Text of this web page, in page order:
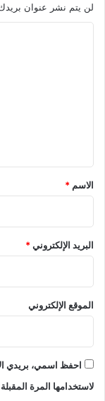
لن يتم نشر عنوان بريدك
*
الاسم *
البريد الإلكتروني*
الموقع الإلكتروني
احفظ اسمي، بريدي
لاستخدامها المرة